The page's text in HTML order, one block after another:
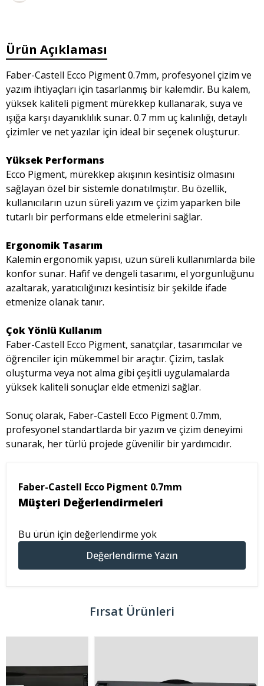
Ürün Açıklaması
Faber-Castell Ecco Pigment 0.7mm, profesyonel çizim ve
yazım ihtiyaçları için tasarlanmış bir kalemdir. Bu kalem,
yüksek kaliteli pigment mürekkep kullanarak, suya ve
ışığa karşı dayanıklılık sunar. 0.7 mm uç kalınlığı, detaylı
çizimler ve net yazılar için ideal bir seçenek oluşturur.
Yüksek Performans
Ecco Pigment, mürekkep akışının kesintisiz olmasını
sağlayan özel bir sistemle donatılmıştır. Bu özellik,
kullanıcıların uzun süreli yazım ve çizim yaparken bile
tutarlı bir performans elde etmelerini sağlar.
Ergonomik Tasarım
Kalemin ergonomik yapısı, uzun süreli kullanımlarda bile
konfor sunar. Hafif ve dengeli tasarımı, el yorgunluğunu
azaltarak, yaratıcılığınızı kesintisiz bir şekilde ifade
etmenize olanak tanır.
Çok Yönlü Kullanım
Faber-Castell Ecco Pigment, sanatçılar, tasarımcılar ve
öğrenciler için mükemmel bir araçtır. Çizim, taslak
oluşturma veya not alma gibi çeşitli uygulamalarda
yüksek kaliteli sonuçlar elde etmenizi sağlar.
Sonuç olarak, Faber-Castell Ecco Pigment 0.7mm,
profesyonel standartlarda bir yazım ve çizim deneyimi
sunarak, her türlü projede güvenilir bir yardımcıdır.
Faber-Castell Ecco Pigment 0.7mm
Müşteri Değerlendirmeleri
Bu ürün için değerlendirme yok
Değerlendirme Yazın
Fırsat Ürünleri